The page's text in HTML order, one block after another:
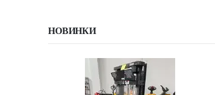
НОВИНКИ